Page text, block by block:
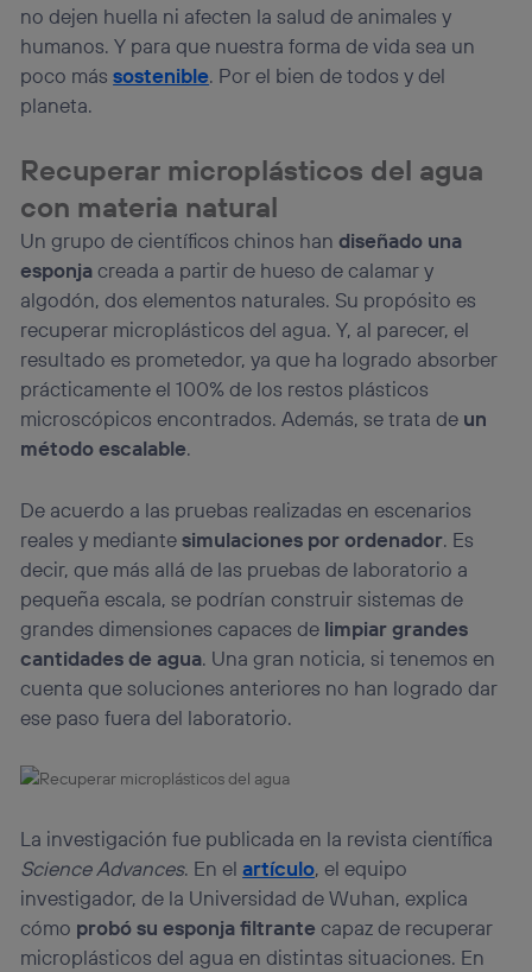
no dejen huella ni afecten la salud de animales y
humanos. Y para que nuestra forma de vida sea un
poco mássostenible. Por el bien de todos y del
planeta.
Recuperar microplásticos del agua
con materia natural
Un grupo de científicos chinos handiseñado una
esponjacreada a partir de hueso de calamar y
algodón, dos elementos naturales. Su propósito es
recuperar microplásticos del agua. Y, al parecer, el
resultado es prometedor, ya que ha logrado absorber
prácticamente el 100% de los restos plásticos
microscópicos encontrados. Además, se trata de un
método escalable.
De acuerdo a las pruebas realizadas en escenarios
reales y mediantesimulaciones por ordenador. Es
decir, que más allá de las pruebas de laboratorio a
pequeña escala, se podrían construir sistemas de
grandes dimensiones capaces de limpiar grandes
cantidades de agua. Una gran noticia, si tenemos en
cuenta que soluciones anteriores no han logrado dar
ese paso fuera del laboratorio.
La investigación fue publicada en la revista científica
Science Advances. En elartículo, el equipo
investigador, de la Universidad de Wuhan, explica
cómo probó su esponja filtrante capaz de recuperar
microplásticos del agua en distintas situaciones. En